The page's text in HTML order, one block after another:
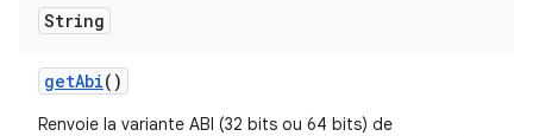
String
getAbi()
Renvoie la variante ABI (32 bits ou 64 bits) de